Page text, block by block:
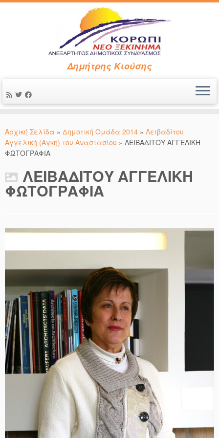
στο
περιεχόμενο
Δημήτρης Κιούσης
Αρχική Σελίδα » Δημοτική Ομάδα 2014 » Λειβαδίτου
Αγγελική (Αγκη) του Αναστασίου » ΛΕΙΒΑΔΙΤΟΥ ΑΓΓΕΛΙΚΗ
ΦΩΤΟΓΡΑΦΙΑ
ΛΕΙΒΑΔΙΤΟΥ ΑΓΓΕΛΙΚΗ
ΦΩΤΟΓΡΑΦΙΑ